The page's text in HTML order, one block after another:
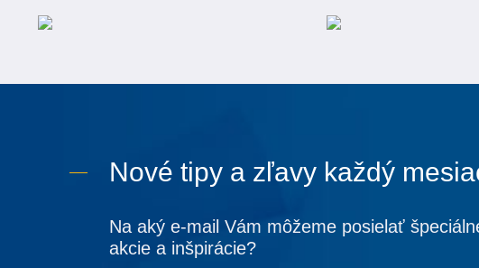
Nové tipy a zľavy každý
Na aký e-mail Vám môžeme posielať
akcie a inšpirácie?